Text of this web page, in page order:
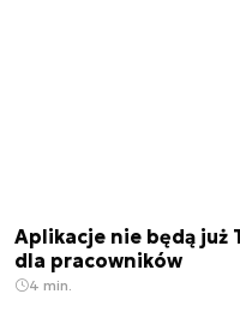
Aplikacje nie będą już
dla pracowników
4 min.